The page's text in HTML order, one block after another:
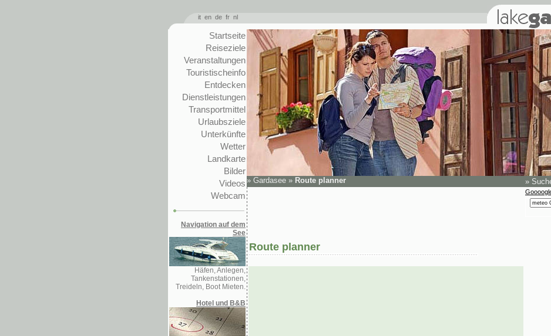
it en de fr nl
Startseite
Reiseziele
Veranstaltungen
Touristischeinfo
Entdecken
Dienstleistungen
Transportmittel
Urlaubsziele
Unterkünfte
Wetter
Landkarte
Bilder
Videos
Webcam
Navigation auf dem
See
Häfen, Anlegen,
Tankenstationen,
Treideln, Boot Mieten.
Hotel und B&B
» Gardasee » Route planner »
Route planner